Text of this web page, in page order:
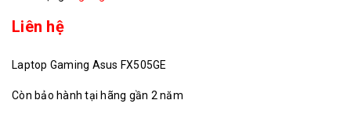
Liên hệ
Laptop Gaming Asus FX505GE
Còn bảo hành tại hãng gần 2 năm